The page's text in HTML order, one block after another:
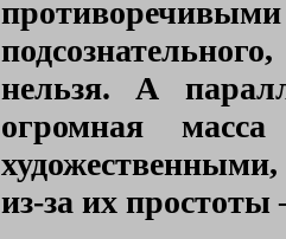
нельзя. А
огромная
из-за их